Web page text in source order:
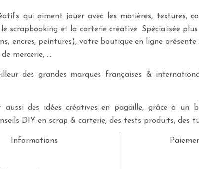
qui aiment jouer avec les matières, textures,
scrapbooking et la carterie créative. Spécialisée
encres, peintures), votre boutique en ligne
mercerie, …
des grandes marques françaises &
aussi des idées créatives en pagaille, grâce à
DIY en scrap & carterie, des tests produits, des
Informations